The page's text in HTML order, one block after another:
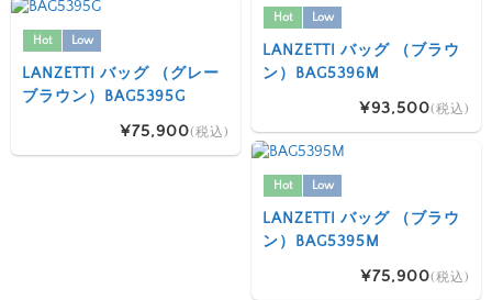
Hot Low
LANZETTI バッグ （ブラウ
ン）BAG5396M
¥93,500(税込)
Hot Low
LANZETTI バッグ （グレー
ブラウン）BAG5395G
¥75,900(税込)
Hot Low
LANZETTI バッグ （ブラウ
ン）BAG5395M
¥75,900(税込)